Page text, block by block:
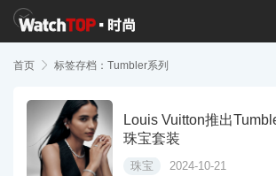
首页  标签存档：Tumbler系列
Louis Vuitton推出
珠宝套装
珠宝 2024-10-21